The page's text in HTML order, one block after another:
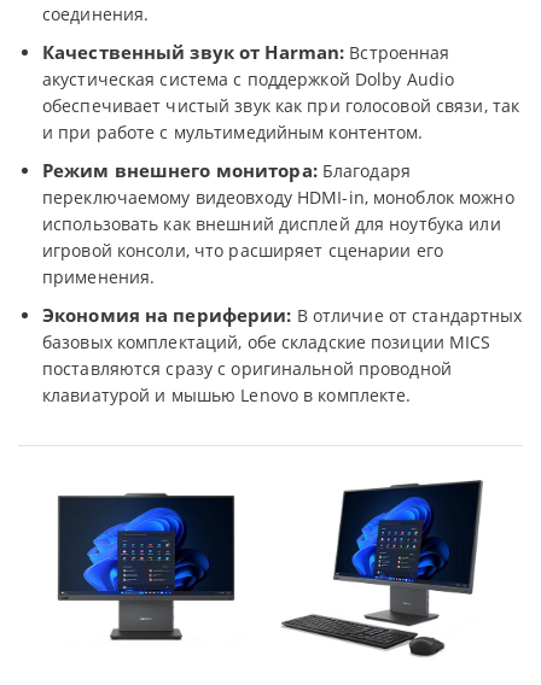
соединения.
Качественный звук от Harman: Встроенная
акустическая система с поддержкой Dolby Audio
обеспечивает чистый звук как при голосовой связи, так
и при работе с мультимедийным контентом.
Режим внешнего монитора:Благодаря
переключаемому видеовходу HDMI-in, моноблок можно
использовать как внешний дисплей для ноутбука или
игровой консоли, что расширяет сценарии его
применения.
Экономия на периферии: В отличие от стандартных
базовых комплектаций, обе складские позиции MICS
поставляются сразу с оригинальной проводной
клавиатурой и мышью Lenovo в комплекте.